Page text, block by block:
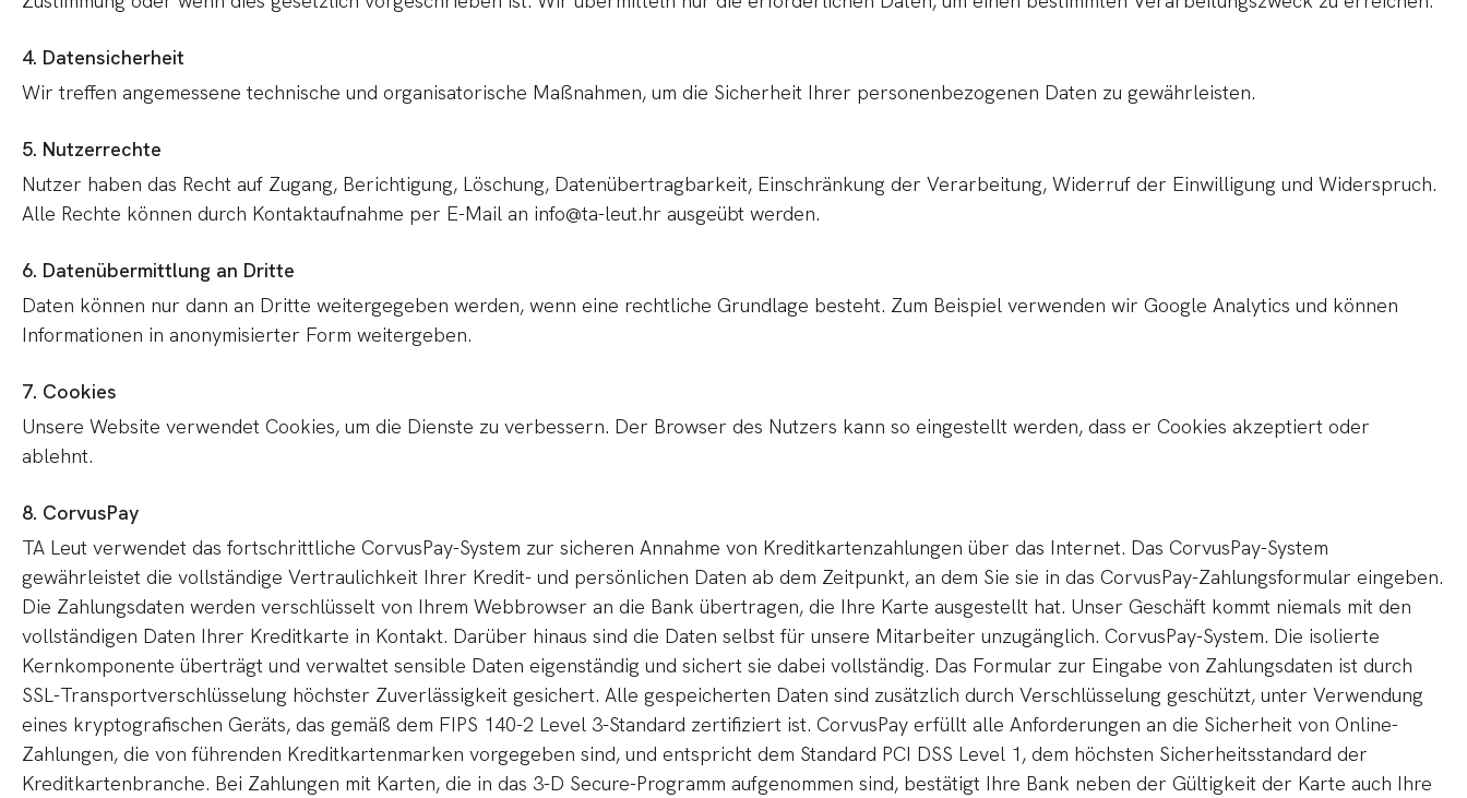
4. Datensicherheit
Wir treffen angemessene technische und organisatorische Maßnahmen, um die Sicherheit Ihrer personenbezogenen Daten zu gewährleisten.
5. Nutzerrechte
Nutzer haben das Recht auf Zugang, Berichtigung, Löschung, Datenübertragbarkeit, Einschränkung der Verarbeitung, Widerruf der Einwilligung und Widerspruch.
Alle Rechte können durch Kontaktaufnahme per E-Mail an info@ta-leut.hr ausgeübt werden.
6. Datenübermittlung an Dritte
Daten können nur dann an Dritte weitergegeben werden, wenn eine rechtliche Grundlage besteht. Zum Beispiel verwenden wir Google Analytics und können
Informationen in anonymisierter Form weitergeben.
7. Cookies
Unsere Website verwendet Cookies, um die Dienste zu verbessern. Der Browser des Nutzers kann so eingestellt werden, dass er Cookies akzeptiert oder
ablehnt.
8. CorvusPay
TA Leut verwendet das fortschrittliche CorvusPay-System zur sicheren Annahme von Kreditkartenzahlungen über das Internet. Das CorvusPay-System
gewährleistet die vollständige Vertraulichkeit Ihrer Kredit- und persönlichen Daten ab dem Zeitpunkt, an dem Sie sie in das CorvusPay-Zahlungsformular eingeben.
Die Zahlungsdaten werden verschlüsselt von Ihrem Webbrowser an die Bank übertragen, die Ihre Karte ausgestellt hat. Unser Geschäft kommt niemals mit den
vollständigen Daten Ihrer Kreditkarte in Kontakt. Darüber hinaus sind die Daten selbst für unsere Mitarbeiter unzugänglich. CorvusPay-System. Die isolierte
Kernkomponente überträgt und verwaltet sensible Daten eigenständig und sichert sie dabei vollständig. Das Formular zur Eingabe von Zahlungsdaten ist durch
SSL-Transportverschlüsselung höchster Zuverlässigkeit gesichert. Alle gespeicherten Daten sind zusätzlich durch Verschlüsselung geschützt, unter Verwendung
eines kryptografischen Geräts, das gemäß dem FIPS 140-2 Level 3-Standard zertifiziert ist. CorvusPay erfüllt alle Anforderungen an die Sicherheit von Online-
Zahlungen, die von führenden Kreditkartenmarken vorgegeben sind, und entspricht dem Standard PCI DSS Level 1, dem höchsten Sicherheitsstandard der
Kreditkartenbranche. Bei Zahlungen mit Karten, die in das 3-D Secure-Programm aufgenommen sind, bestätigt Ihre Bank neben der Gültigkeit der Karte auch Ihre